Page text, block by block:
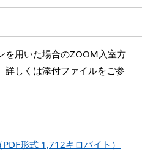
を用いた場合のZOOM入室方
詳しくは添付ファイルをご参
形式 1,712キロバイト）